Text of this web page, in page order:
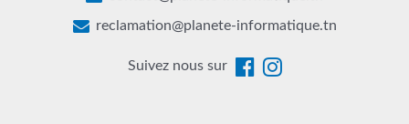
reclamation@planete-informatique.tn
Suivez nous sur